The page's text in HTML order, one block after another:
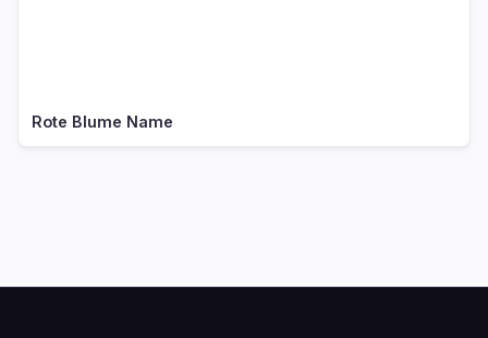
Rote Blume Name